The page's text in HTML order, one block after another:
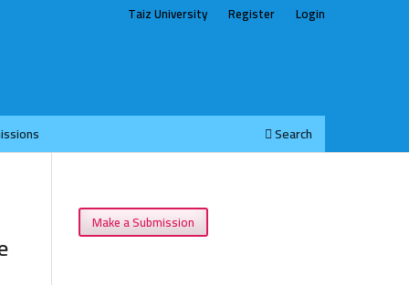
Search
Taiz University Register Login
Make a Submission